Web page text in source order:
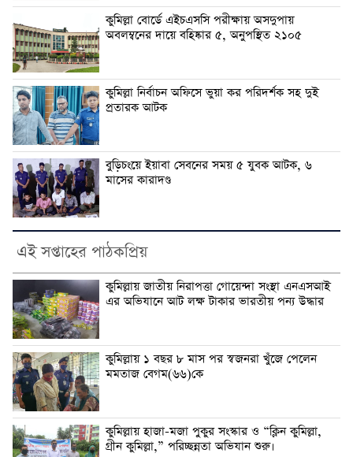
কুমিল্লা বোর্ডে এইচএসসি পরীক্ষায় অসদুপায়
অবলম্বনের দায়ে বহিষ্কার ৫, অনুপস্থিত ২১০৫
কুমিল্লা নির্বাচন অফিসে ভুয়া কর পরিদর্শক সহ দুই
প্রতারক আটক
বুড়িচংয়ে ইয়াবা সেবনের সময় ৫ যুবক আটক, ৬
মাসের কারাদণ্ড
এই সপ্তাহের পাঠকপ্রিয়
কুমিল্লায় জাতীয় নিরাপত্তা গোয়েন্দা সংস্থা এনএসআই
এর অভিযানে আট লক্ষ টাকার ভারতীয় পন্য উদ্ধার
কুমিল্লায় ১ বছর ৮ মাস পর স্বজনরা খুঁজে পেলেন
মমতাজ বেগম(৬৬)কে
কুমিল্লায় হাজা-মজা পুকুর সংস্কার ও “ক্লিন কুমিল্লা,
গ্রীন কুমিল্লা,” পরিচ্ছন্নতা অভিযান শুরু।